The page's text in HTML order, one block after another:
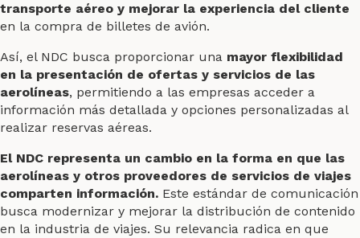
transporte aéreo y mejorar la experiencia del cliente
en la compra de billetes de avión.
Así, el NDC busca proporcionar una mayor flexibilidad
en la presentación de ofertas y servicios de las
aerolíneas, permitiendo a las empresas acceder a
información más detallada y opciones personalizadas al
realizar reservas aéreas.
El NDC representa un cambio en la forma en que las
aerolíneas y otros proveedores de servicios de viajes
comparten información. Este estándar de comunicación
busca modernizar y mejorar la distribución de contenido
en la industria de viajes. Su relevancia radica en que